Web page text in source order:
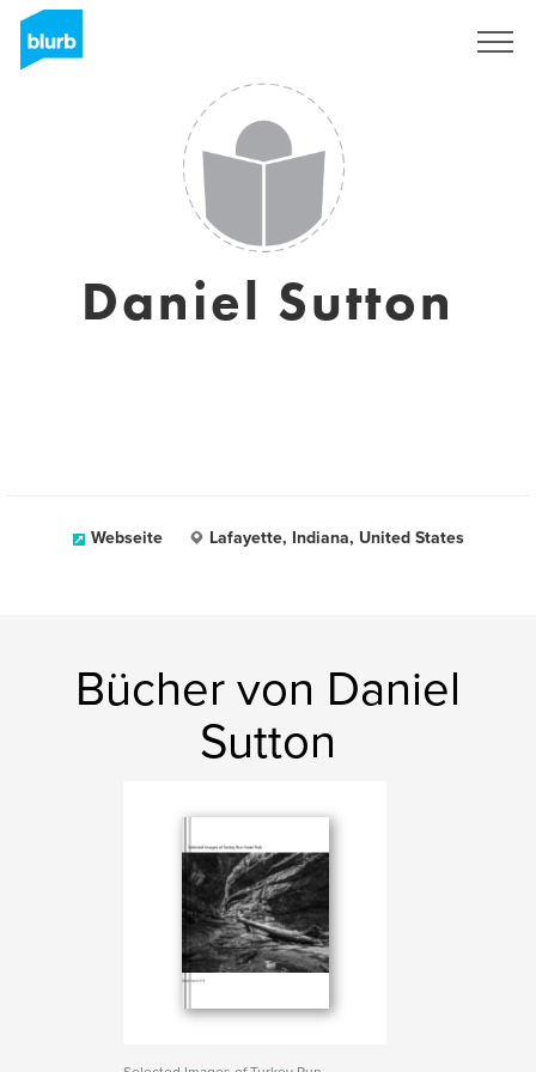
Daniel Sutton
Webseite Lafayette, Indiana, United States
Bücher von Daniel
Sutton